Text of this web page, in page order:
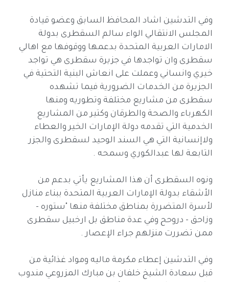
وفي التدشين اشاد المحافظ السابق وعضو قيادة
المجلس الانتقالي الواء سالم السقطرى بدولة
الامارات العربية المتحدة بدعمها ووقوفها مع اهالي
سقطرى وان تواجدها في جزيرة سقطرى هي تواجد
خيري وانساني وعملت على انعاش البنية التحتية في
الجزيرة من الخدمات الضرورية فيما تشهده
سقطرى من مشاريع مختلفة وتطوريه ومنها
الكهرباء والصحة والطرقان وكتير من المشاريع
الخدمية التي تقدمه دولة الإمارات الخير والعطاء
ولاإنسانية التي هي السند الوحيد لسقطرى والجزر
التابعة لها عبدالكوري وسمحه .
ونوه السقطرى أن هذا المشاريع يأتي بدعم من
الأشقاء بدولة الإمارات العربية المتحدة ببناء منازل
لأسرة المتضررة بمناطق مختلفة منها "ستوره -
وزاحق - دروحح وفي عدة مناطق بل ارخبيل سقطرى
ممن تضررت منزلهم جراء الإعصار .
وفي التدشين إعطاء مكرمة ماليه ومواد غذائية من
قبل سعادة الشيخ خلفان بن مبارك المزروعي مندوب